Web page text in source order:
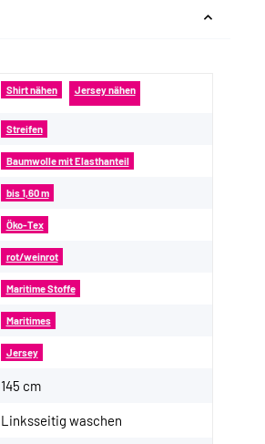
Shirt nähen Jersey nähen
Streifen
Baumwolle mit Elasthanteil
bis 1,60 m
Öko-Tex
rot/weinrot
Maritime Stoffe
Maritimes
Jersey
145 cm
Linksseitig waschen